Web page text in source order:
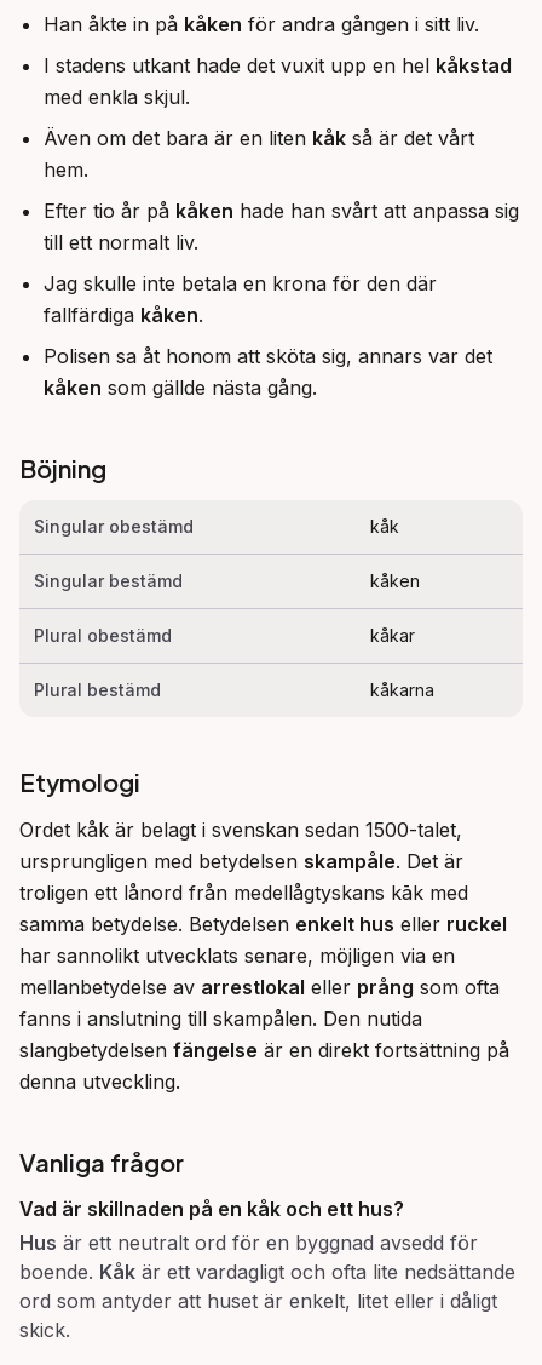
Han åkte in på kåken för andra gången i sitt liv.
I stadens utkant hade det vuxit upp en hel kåkstad
med enkla skjul.
Även om det bara är en liten kåk så är det vårt
hem.
Efter tio år på kåken hade han svårt att anpassa sig
till ett normalt liv.
Jag skulle inte betala en krona för den där
fallfärdiga kåken.
Polisen sa åt honom att sköta sig, annars var det
kåken som gällde nästa gång.
Böjning
Singular obestämd kåk
Singular bestämd kåken
Plural obestämd kåkar
Plural bestämd kåkarna
Etymologi
Ordet kåk är belagt i svenskan sedan 1500-talet,
ursprungligen med betydelsen skampåle. Det är
troligen ett lånord från medellågtyskans kāk med
samma betydelse. Betydelsen enkelt hus eller ruckel
har sannolikt utvecklats senare, möjligen via en
mellanbetydelse av arrestlokal eller prång som ofta
fanns i anslutning till skampålen. Den nutida
slangbetydelsen fängelse är en direkt fortsättning på
denna utveckling.
Vanliga frågor
Vad är skillnaden på en kåk och ett hus?
Hus är ett neutralt ord för en byggnad avsedd för
boende. Kåk är ett vardagligt och ofta lite nedsättande
ord som antyder att huset är enkelt, litet eller i dåligt
skick.